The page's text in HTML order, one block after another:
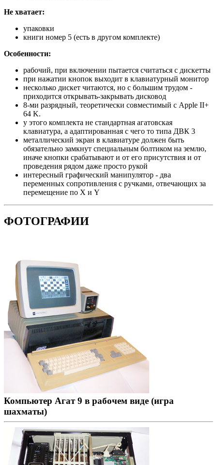
Не хватает:
упаковки
книги номер 5 (есть в другом комплекте)
Особенности:
рабочий, при включении пытается считаться с дискетты
при нажатии кнопок выходит в клавиатурный монитор
несколько дискет читаются, но с большим трудом -
приходится открывать-закрывать дисковод
8-ми разрядный, теоретически совместимый с Apple II+
64 K.
у этого комплекта не стандартная агатовская
клавиатура, а адаптированная с чего то типа ДВК 3
металлический экран в клавиатуре должен быть
обязательно замкнут специальным болтиком на землю,
иначе кнопки срабатывают и от его присутствия и от
проведения рядом даже просто рукой
интересный графический манипулятор - два
переменных сопротивления с ручками, отвечающих за
перемещение по X и Y
ФОТОГРАФИИ
Компьютер Агат 9 в рабочем виде (игра
шахматы)